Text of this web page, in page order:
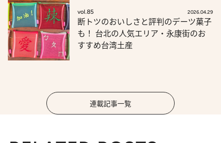
vol.85 2026.04.29
断トツのおいしさと評判のデーツ菓子
も！ 台北の人気エリア・永康街のお
すすめ台湾土産
連載記事一覧